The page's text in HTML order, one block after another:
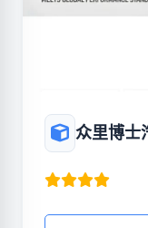
众里博士